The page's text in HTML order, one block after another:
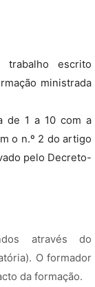
trabalho escrito
ministrada
de 1 a 10 com a
o n.º 2 do artigo
pelo Decreto-
através do
O formador
da formação.